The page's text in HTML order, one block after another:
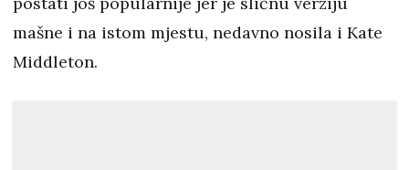
mašne i na istom mjestu, nedavno nosila i Kate
Middleton.